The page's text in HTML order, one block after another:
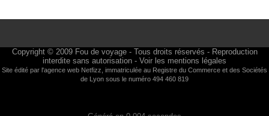
Copyright © 2009 Fou de voyage- Tous droits réservés - Reproduction
interdite sans autorisation - Voir les mentions légales
Site édité par l'agence web Netfizz, immatriculée au Registre du Commerce et des Sociétés
de Lyon sous le numéro 494 460 819